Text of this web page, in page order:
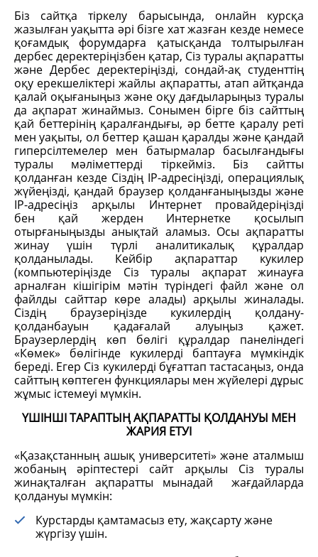
Біз сайтқа тіркелу барысында, онлайн курсқа
жазылған уақытта әрі бізге хат жазған кезде немесе
қоғамдық форумдарға қатысқанда толтырылған
дербес деректеріңізбен қатар, Сіз туралы ақпаратты
және Дербес деректеріңізді, сондай-ақ студенттің
оқу ерекшеліктері жайлы ақпаратты, атап айтқанда
қалай оқығаныңыз және оқу дағдыларыңыз туралы
да ақпарат жинаймыз. Сонымен бірге біз сайттың
қай беттерінің қаралғандығы, әр бетте қаралу реті
мен уақыты, ол беттер қашан қаралды және қандай
гиперсілтемелер мен батырмалар басылғандығы
туралы мәліметтерді тіркейміз. Біз сайтты
қолданған кезде Сіздің IP-адресіңізді, операциялық
жүйеңізді, қандай браузер қолданғаныңызды және
IP-адресіңіз арқылы Интернет провайдеріңізді
бен қай жерден Интернетке қосылып
отырғаныңызды анықтай аламыз. Осы ақпаратты
жинау үшін түрлі аналитикалық құралдар
қолданылады. Кейбір ақпараттар кукилер
(компьютеріңізде Сіз туралы ақпарат жинауға
арналған кішігірім мәтін түріндегі файл және ол
файлды сайттар көре алады) арқылы жиналады.
Сіздің браузеріңізде кукилердің қолдану-
қолданбауын қадағалай алуыңыз қажет.
Браузерлердің көп бөлігі құралдар панеліндегі
«Көмек» бөлігінде кукилерді баптауға мүмкіндік
береді. Егер Сіз кукилерді бұғаттап тастасаңыз, онда
сайттың көптеген функциялары мен жүйелері дұрыс
жұмыс істемеуі мүмкін.
ҮШІНШІ ТАРАПТЫҢ АҚПАРАТТЫ ҚОЛДАНУЫ МЕН
ЖАРИЯ ЕТУІ
«Қазақстанның ашық университеті» және аталмыш
жобаның әріптестері сайт арқылы Сіз туралы
жинақталған ақпаратты мынадай жағдайларда
қолдануы мүмкін:
Курстарды қамтамасыз ету, жақсарту және
жүргізу үшін.